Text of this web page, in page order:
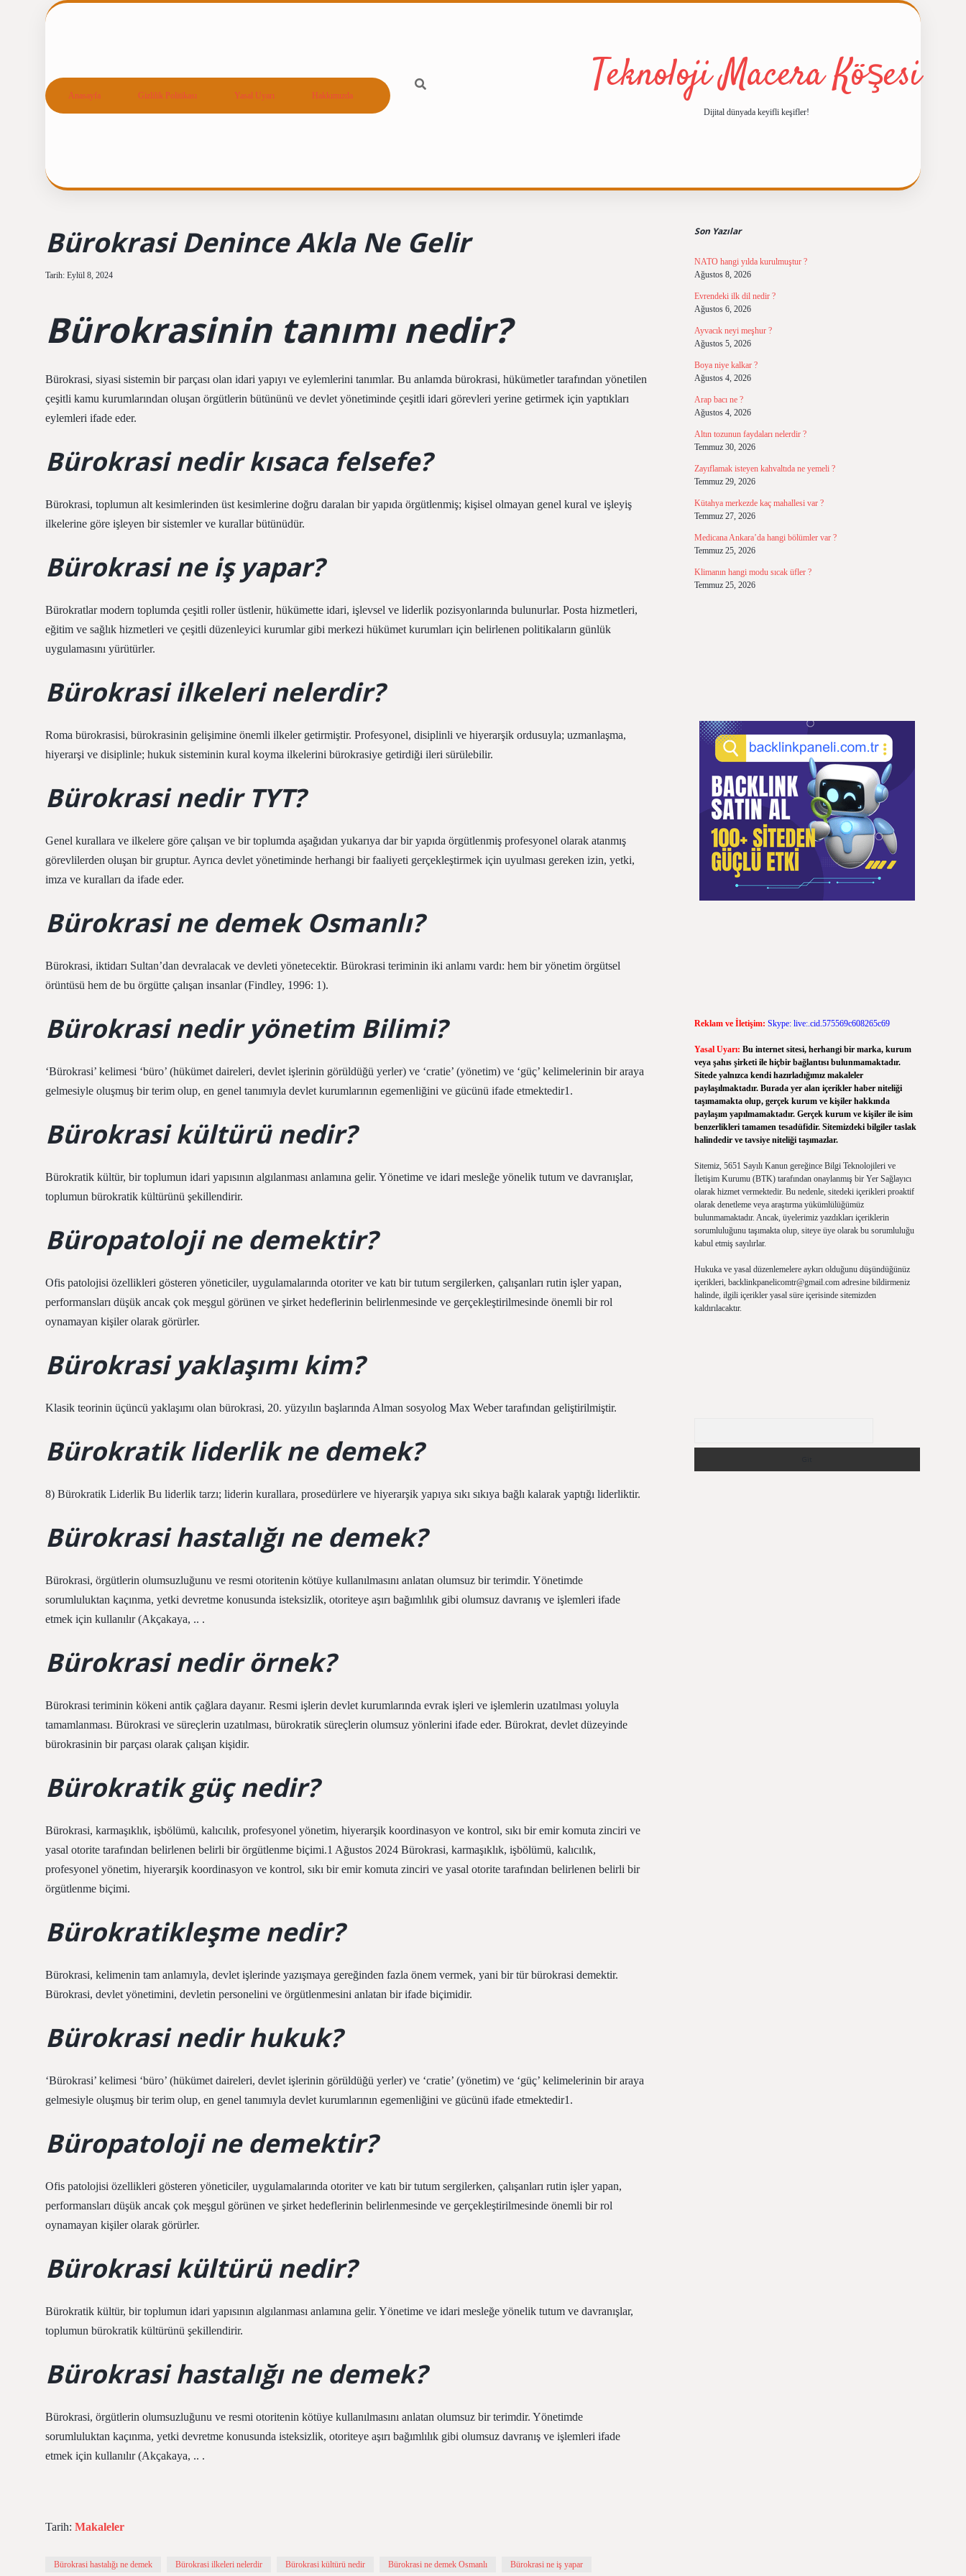
Anasayfa Gizlilik Politikası Yasal Uyarı Hakkımızda Teknoloji Macera Köşesi
Dijital dünyada keyifli keşifler!
Bürokrasi Denince Akla Ne Gelir
Tarih: Eylül 8, 2024
Bürokrasinin tanımı nedir?
Bürokrasi, siyasi sistemin bir parçası olan idari yapıyı ve eylemlerini tanımlar. Bu anlamda bürokrasi, hükümetler tarafından yönetilen
çeşitli kamu kurumlarından oluşan örgütlerin bütününü ve devlet yönetiminde çeşitli idari görevleri yerine getirmek için yaptıkları
eylemleri ifade eder.
Bürokrasi nedir kısaca felsefe?
Bürokrasi, toplumun alt kesimlerinden üst kesimlerine doğru daralan bir yapıda örgütlenmiş; kişisel olmayan genel kural ve işleyiş
ilkelerine göre işleyen bir sistemler ve kurallar bütünüdür.
Bürokrasi ne iş yapar?
Bürokratlar modern toplumda çeşitli roller üstlenir, hükümette idari, işlevsel ve liderlik pozisyonlarında bulunurlar. Posta hizmetleri,
eğitim ve sağlık hizmetleri ve çeşitli düzenleyici kurumlar gibi merkezi hükümet kurumları için belirlenen politikaların günlük
uygulamasını yürütürler.
Bürokrasi ilkeleri nelerdir?
Roma bürokrasisi, bürokrasinin gelişimine önemli ilkeler getirmiştir. Profesyonel, disiplinli ve hiyerarşik ordusuyla; uzmanlaşma,
hiyerarşi ve disiplinle; hukuk sisteminin kural koyma ilkelerini bürokrasiye getirdiği ileri sürülebilir.
Bürokrasi nedir TYT?
Genel kurallara ve ilkelere göre çalışan ve bir toplumda aşağıdan yukarıya dar bir yapıda örgütlenmiş profesyonel olarak atanmış
görevlilerden oluşan bir gruptur. Ayrıca devlet yönetiminde herhangi bir faaliyeti gerçekleştirmek için uyulması gereken izin, yetki,
imza ve kuralları da ifade eder.
Bürokrasi ne demek Osmanlı?
Bürokrasi, iktidarı Sultan’dan devralacak ve devleti yönetecektir. Bürokrasi teriminin iki anlamı vardı: hem bir yönetim örgütsel
örüntüsü hem de bu örgütte çalışan insanlar (Findley, 1996: 1).
Bürokrasi nedir yönetim Bilimi?
‘Bürokrasi’ kelimesi ‘büro’ (hükümet daireleri, devlet işlerinin görüldüğü yerler) ve ‘cratie’ (yönetim) ve ‘güç’ kelimelerinin bir araya
gelmesiyle oluşmuş bir terim olup, en genel tanımıyla devlet kurumlarının egemenliğini ve gücünü ifade etmektedir1.
Bürokrasi kültürü nedir?
Bürokratik kültür, bir toplumun idari yapısının algılanması anlamına gelir. Yönetime ve idari mesleğe yönelik tutum ve davranışlar,
toplumun bürokratik kültürünü şekillendirir.
Büropatoloji ne demektir?
Ofis patolojisi özellikleri gösteren yöneticiler, uygulamalarında otoriter ve katı bir tutum sergilerken, çalışanları rutin işler yapan,
performansları düşük ancak çok meşgul görünen ve şirket hedeflerinin belirlenmesinde ve gerçekleştirilmesinde önemli bir rol
oynamayan kişiler olarak görürler.
Bürokrasi yaklaşımı kim?
Klasik teorinin üçüncü yaklaşımı olan bürokrasi, 20. yüzyılın başlarında Alman sosyolog Max Weber tarafından geliştirilmiştir.
Bürokratik liderlik ne demek?
8) Bürokratik Liderlik Bu liderlik tarzı; liderin kurallara, prosedürlere ve hiyerarşik yapıya sıkı sıkıya bağlı kalarak yaptığı liderliktir.
Bürokrasi hastalığı ne demek?
Bürokrasi, örgütlerin olumsuzluğunu ve resmi otoritenin kötüye kullanılmasını anlatan olumsuz bir terimdir. Yönetimde
sorumluluktan kaçınma, yetki devretme konusunda isteksizlik, otoriteye aşırı bağımlılık gibi olumsuz davranış ve işlemleri ifade
etmek için kullanılır (Akçakaya, .. .
Bürokrasi nedir örnek?
Bürokrasi teriminin kökeni antik çağlara dayanır. Resmi işlerin devlet kurumlarında evrak işleri ve işlemlerin uzatılması yoluyla
tamamlanması. Bürokrasi ve süreçlerin uzatılması, bürokratik süreçlerin olumsuz yönlerini ifade eder. Bürokrat, devlet düzeyinde
bürokrasinin bir parçası olarak çalışan kişidir.
Bürokratik güç nedir?
Bürokrasi, karmaşıklık, işbölümü, kalıcılık, profesyonel yönetim, hiyerarşik koordinasyon ve kontrol, sıkı bir emir komuta zinciri ve
yasal otorite tarafından belirlenen belirli bir örgütlenme biçimi.1 Ağustos 2024 Bürokrasi, karmaşıklık, işbölümü, kalıcılık,
profesyonel yönetim, hiyerarşik koordinasyon ve kontrol, sıkı bir emir komuta zinciri ve yasal otorite tarafından belirlenen belirli bir
örgütlenme biçimi.
Bürokratikleşme nedir?
Bürokrasi, kelimenin tam anlamıyla, devlet işlerinde yazışmaya gereğinden fazla önem vermek, yani bir tür bürokrasi demektir.
Bürokrasi, devlet yönetimini, devletin personelini ve örgütlenmesini anlatan bir ifade biçimidir.
Bürokrasi nedir hukuk?
‘Bürokrasi’ kelimesi ‘büro’ (hükümet daireleri, devlet işlerinin görüldüğü yerler) ve ‘cratie’ (yönetim) ve ‘güç’ kelimelerinin bir araya
gelmesiyle oluşmuş bir terim olup, en genel tanımıyla devlet kurumlarının egemenliğini ve gücünü ifade etmektedir1.
Büropatoloji ne demektir?
Ofis patolojisi özellikleri gösteren yöneticiler, uygulamalarında otoriter ve katı bir tutum sergilerken, çalışanları rutin işler yapan,
performansları düşük ancak çok meşgul görünen ve şirket hedeflerinin belirlenmesinde ve gerçekleştirilmesinde önemli bir rol
oynamayan kişiler olarak görürler.
Bürokrasi kültürü nedir?
Bürokratik kültür, bir toplumun idari yapısının algılanması anlamına gelir. Yönetime ve idari mesleğe yönelik tutum ve davranışlar,
toplumun bürokratik kültürünü şekillendirir.
Bürokrasi hastalığı ne demek?
Bürokrasi, örgütlerin olumsuzluğunu ve resmi otoritenin kötüye kullanılmasını anlatan olumsuz bir terimdir. Yönetimde
sorumluluktan kaçınma, yetki devretme konusunda isteksizlik, otoriteye aşırı bağımlılık gibi olumsuz davranış ve işlemleri ifade
etmek için kullanılır (Akçakaya, .. .
Tarih: Makaleler
Bürokrasi hastalığı ne demek Bürokrasi ilkeleri nelerdir Bürokrasi kültürü nedir Bürokrasi ne demek Osmanlı Bürokrasi ne iş yapar
Son Yazılar
NATO hangi yılda kurulmuştur ?
Ağustos 8, 2026
Evrendeki ilk dil nedir ?
Ağustos 6, 2026
Ayvacık neyi meşhur ?
Ağustos 5, 2026
Boya niye kalkar ?
Ağustos 4, 2026
Arap bacı ne ?
Ağustos 4, 2026
Altın tozunun faydaları nelerdir ?
Temmuz 30, 2026
Zayıflamak isteyen kahvaltıda ne yemeli ?
Temmuz 29, 2026
Kütahya merkezde kaç mahallesi var ?
Temmuz 27, 2026
Medicana Ankara’da hangi bölümler var ?
Temmuz 25, 2026
Klimanın hangi modu sıcak üfler ?
Temmuz 25, 2026
Reklam ve İletişim: Skype: live:.cid.575569c608265c69
Yasal Uyarı: Bu internet sitesi, herhangi bir marka, kurum
veya şahıs şirketi ile hiçbir bağlantısı bulunmamaktadır.
Sitede yalnızca kendi hazırladığımız makaleler
paylaşılmaktadır. Burada yer alan içerikler haber niteliği
taşımamakta olup, gerçek kurum ve kişiler hakkında
paylaşım yapılmamaktadır. Gerçek kurum ve kişiler ile isim
benzerlikleri tamamen tesadüfidir. Sitemizdeki bilgiler taslak
halindedir ve tavsiye niteliği taşımazlar.
Sitemiz, 5651 Sayılı Kanun gereğince Bilgi Teknolojileri ve
İletişim Kurumu (BTK) tarafından onaylanmış bir Yer Sağlayıcı
olarak hizmet vermektedir. Bu nedenle, sitedeki içerikleri proaktif
olarak denetleme veya araştırma yükümlülüğümüz
bulunmamaktadır. Ancak, üyelerimiz yazdıkları içeriklerin
sorumluluğunu taşımakta olup, siteye üye olarak bu sorumluluğu
kabul etmiş sayılırlar.
Hukuka ve yasal düzenlemelere aykırı olduğunu düşündüğünüz
içerikleri, backlinkpanelicomtr@gmail.comadresine bildirmeniz
halinde, ilgili içerikler yasal süre içerisinde sitemizden
kaldırılacaktır.